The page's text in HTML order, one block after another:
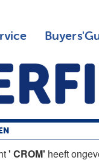
' CROM' heeft